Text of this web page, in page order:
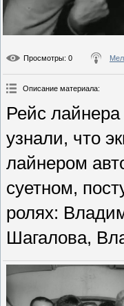
Просмотры: 0
Описание материала:
Рейс
узнали, что
лайнером
суетном,
ролях:
Шагалова,